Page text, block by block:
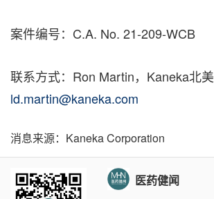
案件编号：C.A. No. 21-209-WCB
联系方式：Ron Martin，Kaneka北
ld.martin@kaneka.com
消息来源：Kaneka Corporation
医药健闻